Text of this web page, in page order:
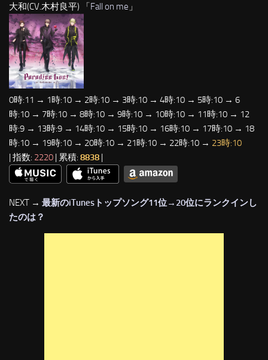
大和(CV.木村良平) 「Fall on me 」
0時:11 → 1時:10 → 2時:10 → 3時:10 → 4時:10 → 5時:10 → 6
時:10 → 7時:10 → 8時:10 → 9時:10 → 10時:10 → 11時:10 → 12
時:9 → 13時:9 → 14時:10 → 15時:10 → 16時:10 → 17時:10 → 18
時:10 → 19時:10 → 20時:10 → 21時:10 → 22時:10 → 23時:10
| 指数: 2220 | 累積: 8838 |
NEXT → 最新のiTunesトップソング11位→20位にランクインし
たのは？